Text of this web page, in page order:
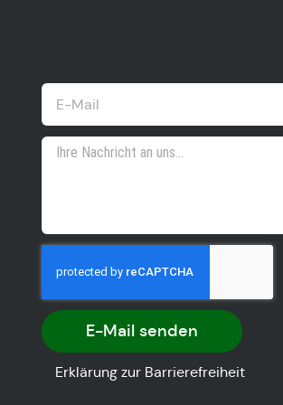
E-Mail senden
Erklärung zur Barrierefreiheit